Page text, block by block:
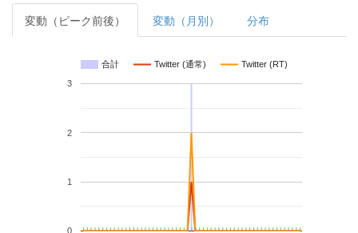
変動（ピーク前後） 変動（月別） 分布
合計 Twitter (通常) Twitter (RT)
0
1
2
3